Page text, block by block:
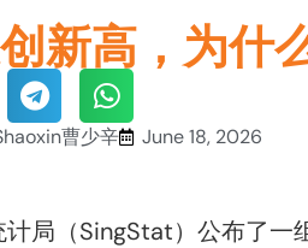
新高，为什
曹少辛 June 18, 2026
局（SingStat）公布了一